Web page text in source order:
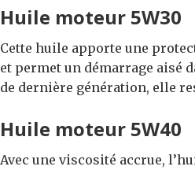
Huile moteur 5W30
Cette huile apporte une
et permet un démarrage aisé
de dernière génération, elle
Huile moteur 5W40
Avec une viscosité accrue,